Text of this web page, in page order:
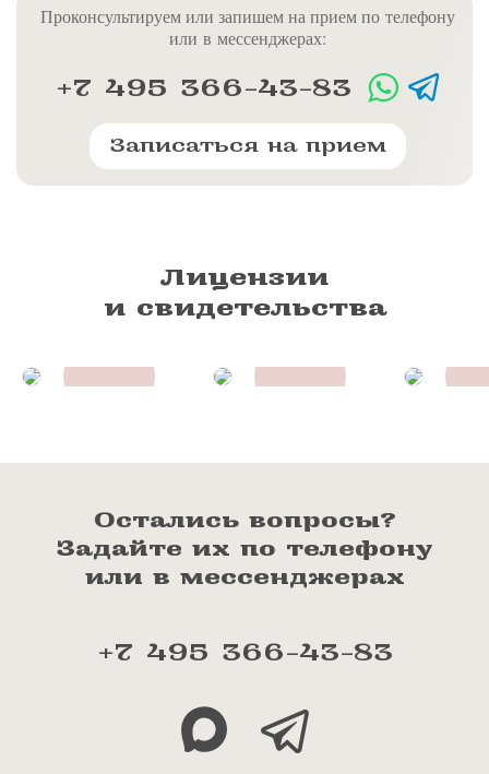
Проконсультируем или запишем на прием по телефону
или в мессенджерах:
+7 495 366-43-83
Записаться на прием
Лицензии
и свидетельства
Остались вопросы?
Задайте их по телефону
или в мессенджерах
+7 495 366-43-83